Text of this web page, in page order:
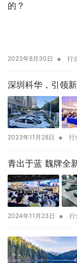
的？
2023年8月30日 • 行
深圳科华，引领
2023年11月28日 • 行
青出于蓝 魏牌全
2024年11月23日 • 行